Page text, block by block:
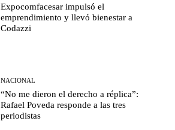
Expocomfacesar impulsó el
emprendimiento y llevó bienestar a
Codazzi
NACIONAL
“No me dieron el derecho a réplica”:
Rafael Poveda responde a las tres
periodistas